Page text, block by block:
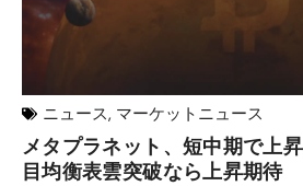
ニュース, マーケットニュース
メタプラネット、短中期で上
目均衡表雲突破なら上昇期待